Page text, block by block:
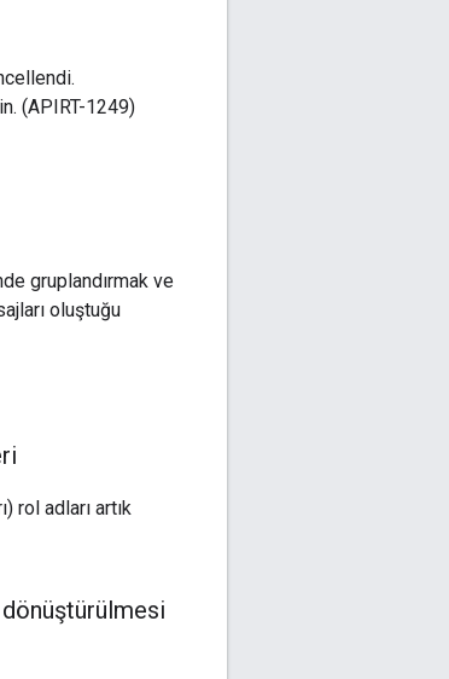
(APIRT-1249)
gruplandırmak ve
oluştuğu
rol adları artık